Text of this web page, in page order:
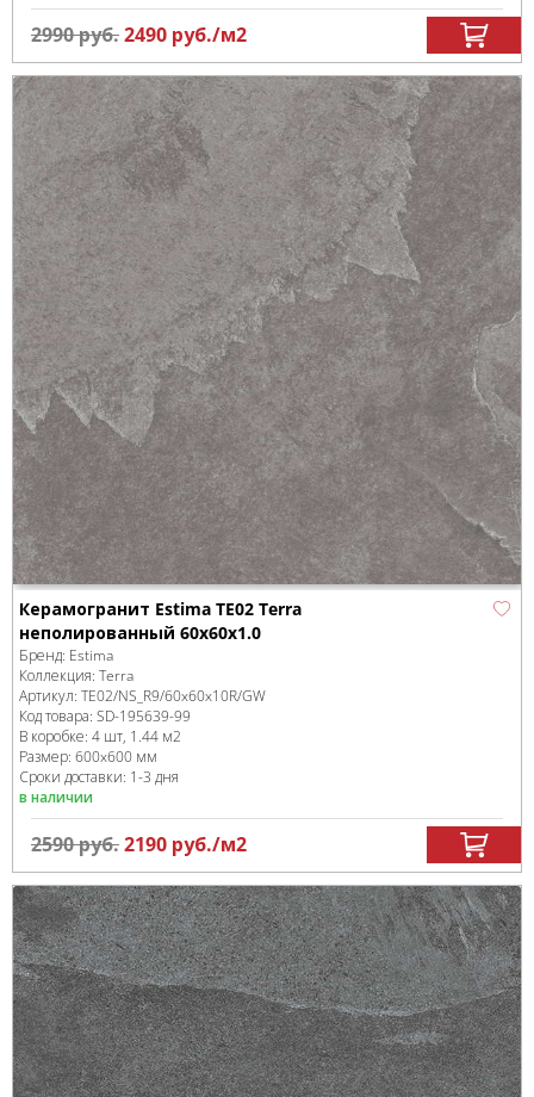
2990руб.2490 руб./м2
Керамогранит Estima TE02 Terra
неполированный 60x60x1.0
Бренд: Estima
Коллекция: Terra
Артикул: TE02/NS_R9/60x60x10R/GW
Код товара: SD-195639-99
В коробке: 4 шт, 1.44 м2
Размер: 600x600 мм
Сроки доставки: 1-3 дня
в наличии
2590руб.2190 руб./м2